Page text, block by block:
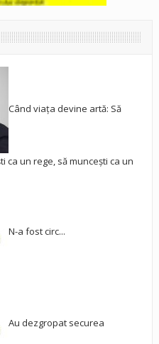
Când viața devine artă: Să
ca un rege, să muncești ca un
N-a fost circ...
Au dezgropat securea